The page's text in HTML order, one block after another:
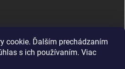
cookie. Ďalším prechádzaním
s ich používaním. Viac